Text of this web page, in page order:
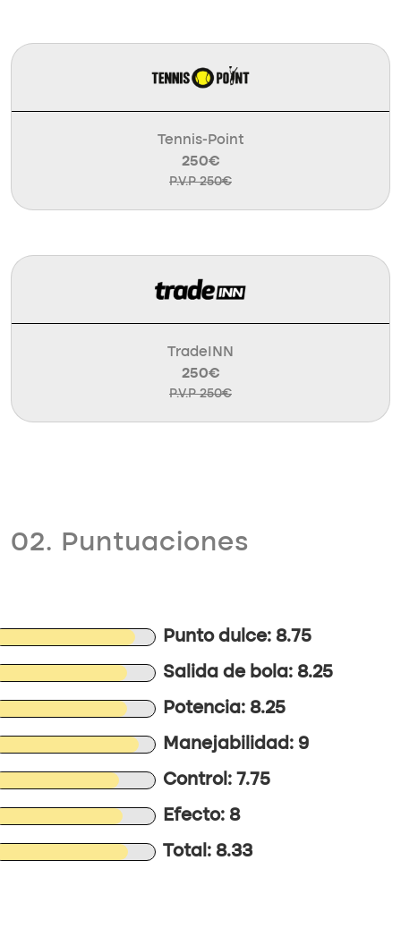
Tennis-Point
250€
P.V.P 250€
TradeINN
250€
P.V.P 250€
02. Puntuaciones
Punto dulce: 8.75
Salida de bola: 8.25
Potencia: 8.25
Manejabilidad: 9
Control: 7.75
Efecto: 8
Total: 8.33